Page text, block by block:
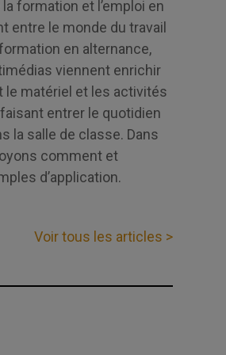
formation et l’emploi en
entre le monde du travail
formation en alternance,
viennent enrichir
le matériel et les activités
entrer le quotidien
la salle de classe. Dans
comment et
d’application.
Voir tous les articles >